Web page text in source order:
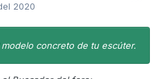
2020
concreto de tu escúter.